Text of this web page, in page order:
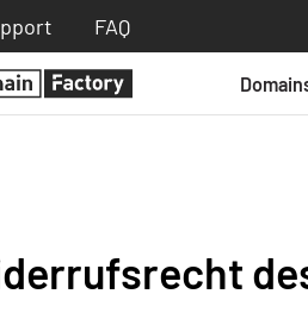
FAQ